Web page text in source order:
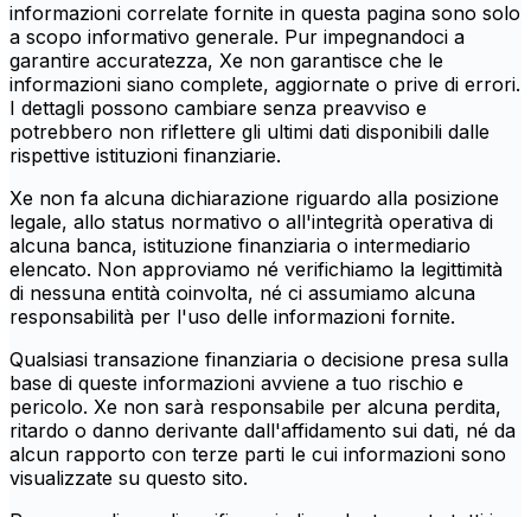
informazioni correlate fornite in questa pagina sono solo
a scopo informativo generale. Pur impegnandoci a
garantire accuratezza, Xe non garantisce che le
informazioni siano complete, aggiornate o prive di errori.
I dettagli possono cambiare senza preavviso e
potrebbero non riflettere gli ultimi dati disponibili dalle
rispettive istituzioni finanziarie.
Xe non fa alcuna dichiarazione riguardo alla posizione
legale, allo status normativo o all'integrità operativa di
alcuna banca, istituzione finanziaria o intermediario
elencato. Non approviamo né verifichiamo la legittimità
di nessuna entità coinvolta, né ci assumiamo alcuna
responsabilità per l'uso delle informazioni fornite.
Qualsiasi transazione finanziaria o decisione presa sulla
base di queste informazioni avviene a tuo rischio e
pericolo. Xe non sarà responsabile per alcuna perdita,
ritardo o danno derivante dall'affidamento sui dati, né da
alcun rapporto con terze parti le cui informazioni sono
visualizzate su questo sito.